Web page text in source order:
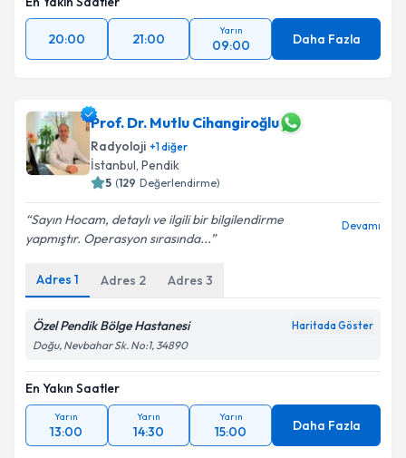
20:00 21:00
Yarın
09:00 Daha Fazla
Prof. Dr. Mutlu Cihangiroğlu
Radyoloji +1diğer
İstanbul, Pendik
5 (129 Değerlendirme)
Sayın Hocam, detaylı ve ilgili bir bilgilendirme
yapmıştır. Operasyon sırasında...
Devamı
Adres 1 Adres 2 Adres 3
Özel Pendik Bölge Hastanesi Haritada Göster
Doğu, Nevbahar Sk. No:1, 34890
En Yakın Saatler
Yarın
13:00
Yarın
14:30
Yarın
15:00 Daha Fazla